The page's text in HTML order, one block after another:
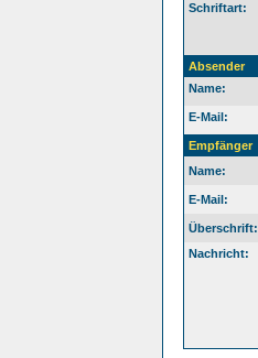
Schriftart:
Absender
Name:
E-Mail:
Empfänger
Name:
E-Mail:
Überschrift:
Nachricht: